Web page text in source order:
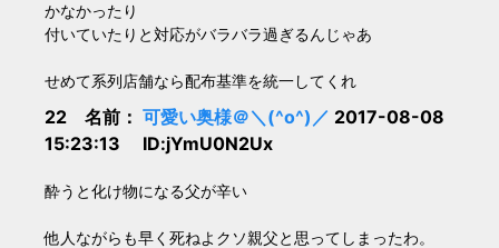
かなかったり
付いていたりと対応がバラバラ過ぎるんじゃあ
せめて系列店舗なら配布基準を統一してくれ
22 名前： 可愛い奥様＠＼(^o^)／ 2017-08-08
15:23:13 ID:jYmU0N2Ux
酔うと化け物になる父が辛い
他人ながらも早く死ねよクソ親父と思ってしまったわ。